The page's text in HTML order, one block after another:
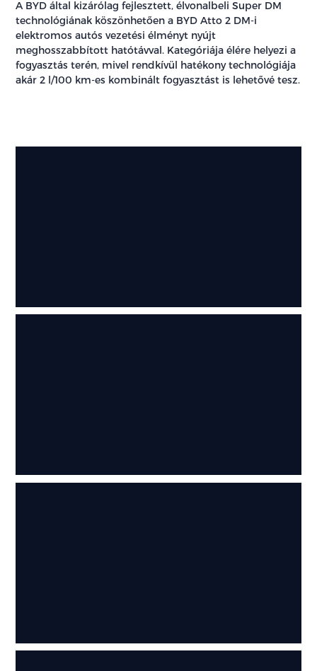
A BYD által kizárólag fejlesztett, élvonalbeli Super DM
technológiának köszönhetően a BYD Atto 2 DM-i
elektromos autós vezetési élményt nyújt
meghosszabbított hatótávval. Kategóriája élére helyezi a
fogyasztás terén, mivel rendkívül hatékony technológiája
akár 2 l/100 km-es kombinált fogyasztást is lehetővé tesz.